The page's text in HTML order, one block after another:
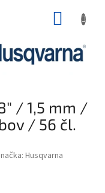
/ 1,5 mm /
/ 56 čl.
Husqvarna